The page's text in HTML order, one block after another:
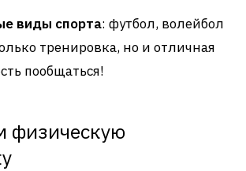
виды спорта: футбол, волейбол
тренировка, но и отличная
пообщаться!
физическую